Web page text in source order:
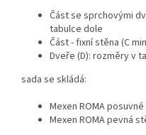
Část se sprchovými
tabulce dole
Část - fixní stěna (C
Dveře (D): rozměry v
sada se skládá:
Mexen ROMA
Mexen ROMA pevná